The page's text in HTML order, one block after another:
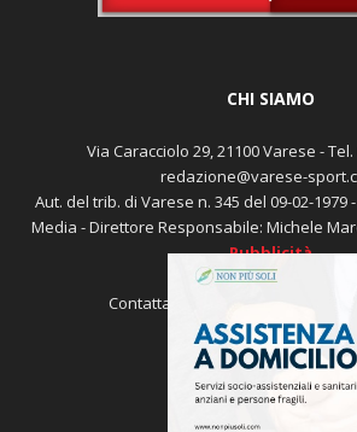
CHI SIAMO
Via Caracciolo 29, 21100 Varese - Tel.
redazione@varese-
Aut. del trib. di Varese n. 345 del 09-02-
Media - Direttore Responsabile: Michele
Pubblicità
Contattaci:
SEGUICI